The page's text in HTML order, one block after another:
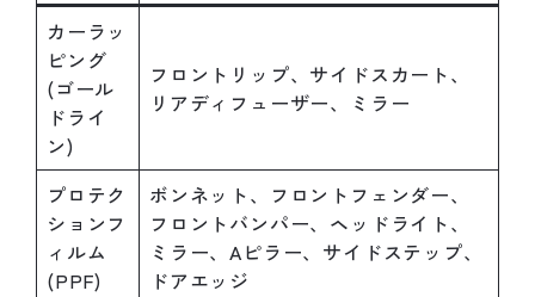
カーラッ
ピング
(ゴール
ドライ
ン)
フロントリップ、サイドスカート、
リアディフューザー、ミラー
プロテク
ションフ
ィルム
(PPF)
ボンネット、フロントフェンダー、
フロントバンパー、ヘッドライト、
ミラー、Aピラー、サイドステップ、
ドアエッジ